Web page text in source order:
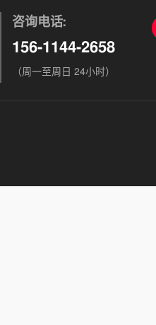
咨询电话:
156-1144-2658
（周一至周日 24小时）